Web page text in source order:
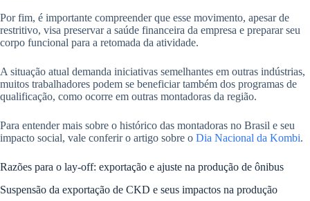
Por fim, é importante compreender que esse movimento, apesar de
restritivo, visa preservar a saúde financeira da empresa e preparar seu
corpo funcional para a retomada da atividade.
A situação atual demanda iniciativas semelhantes em outras indústrias,
muitos trabalhadores podem se beneficiar também dos programas de
qualificação, como ocorre em outras montadoras da região.
Para entender mais sobre o histórico das montadoras no Brasil e seu
impacto social, vale conferir o artigo sobre o Dia Nacional da Kombi.
Razões para o lay-off: exportação e ajuste na produção de ônibus
Suspensão da exportação de CKD e seus impactos na produção